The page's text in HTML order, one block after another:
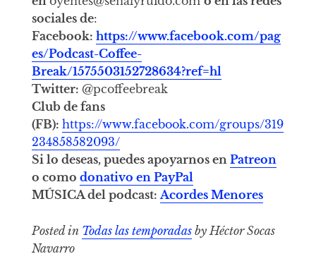
sociales de:
Facebook: https://www.facebook.com/pag
es/Podcast-Coffee-
Break/1575503152728634?ref=hl
Twitter: @pcoffeebreak
Club de fans
(FB): https://www.facebook.com/groups/319
234858582093/
Si lo deseas, puedes apoyarnos en Patreon
o como donativo en PayPal
MÚSICA del podcast:Acordes Menores
Posted in Todas las temporadasby Héctor Socas
Navarro